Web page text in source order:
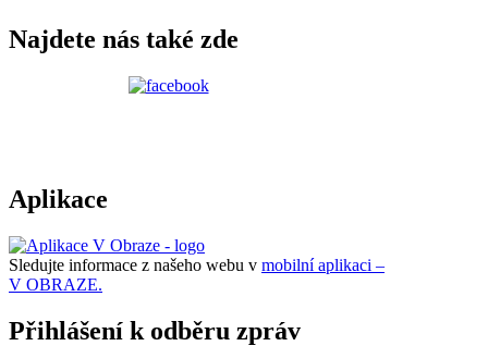
Najdete nás také zde
Aplikace
Sledujte informace z našeho webu v mobilní aplikaci –
V OBRAZE.
Přihlášení k odběru zpráv